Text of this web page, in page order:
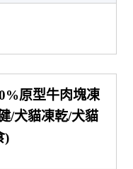
原型牛肉塊凍
/犬貓凍乾/犬貓
)